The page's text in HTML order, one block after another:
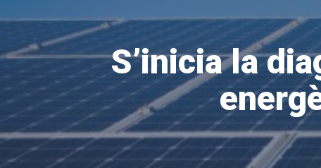
S’inicia la